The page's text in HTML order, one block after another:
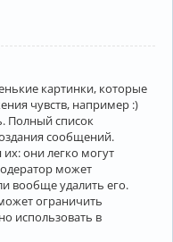
картинки, которые
чувств, например :)
Полный список
сообщений.
их: они легко могут
может
вообще удалить его.
ограничить
использовать в